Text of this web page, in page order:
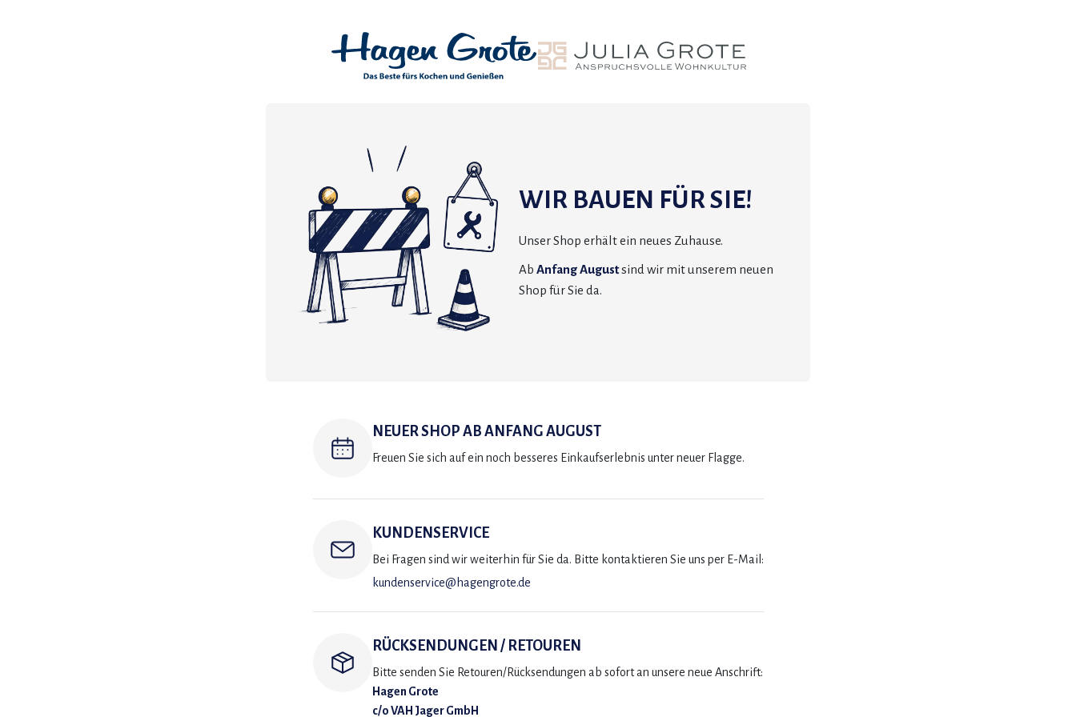
WIR BAUEN FÜR SIE!
Unser Shop erhält ein neues Zuhause.
Ab Anfang Augustsind wir mit unserem neuen
Shop für Sie da.
NEUER SHOP AB ANFANG AUGUST
Freuen Sie sich auf ein noch besseres Einkaufserlebnis unter neuer Flagge.
KUNDENSERVICE
Bei Fragen sind wir weiterhin für Sie da. Bitte kontaktieren Sie uns per E-Mail:
kundenservice@hagengrote.de
RÜCKSENDUNGEN / RETOUREN
Bitte senden Sie Retouren/Rücksendungen ab sofort an unsere neue Anschrift:
Hagen Grote
c/o VAH Jager GmbH